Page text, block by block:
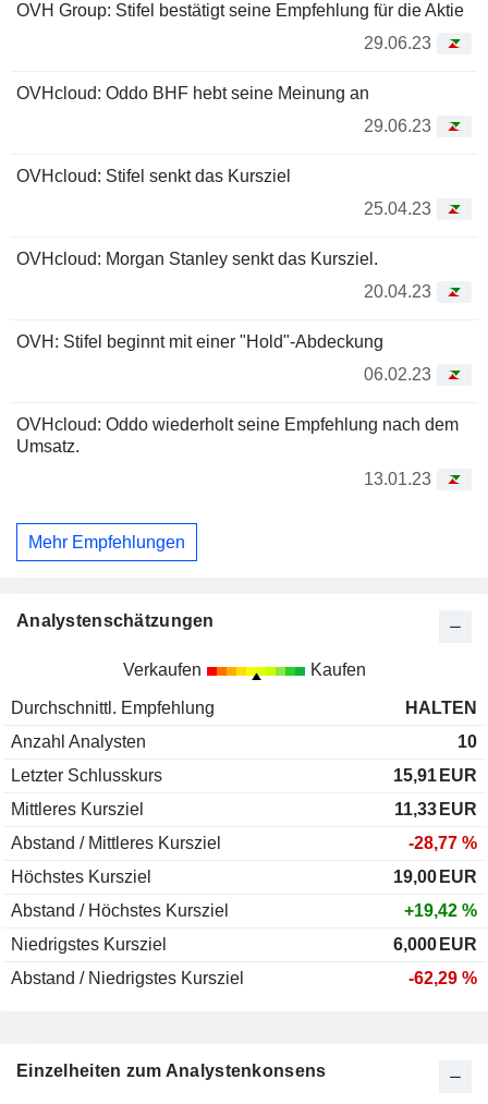
OVH Group: Stifel bestätigt seine Empfehlung für die Aktie
29.06.23
OVHcloud: Oddo BHF hebt seine Meinung an
29.06.23
OVHcloud: Stifel senkt das Kursziel
25.04.23
OVHcloud: Morgan Stanley senkt das Kursziel.
20.04.23
OVH: Stifel beginnt mit einer "Hold"-Abdeckung
06.02.23
OVHcloud: Oddo wiederholt seine Empfehlung nach dem
Umsatz.
13.01.23
Mehr Empfehlungen
Analystenschätzungen
Verkaufen Kaufen
Durchschnittl. Empfehlung
HALTEN
Anzahl Analysten
10
Letzter Schlusskurs
15,91 EUR
Mittleres Kursziel
11,33 EUR
Abstand / Mittleres Kursziel
-28,77 %
Höchstes Kursziel
19,00 EUR
Abstand / Höchstes Kursziel
+19,42 %
Niedrigstes Kursziel
6,000 EUR
Abstand / Niedrigstes Kursziel
-62,29 %
Einzelheiten zum Analystenkonsens